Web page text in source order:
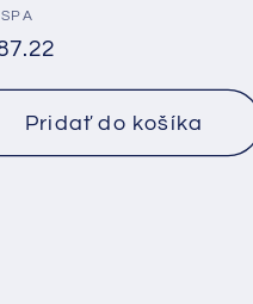
Pridať do košíka